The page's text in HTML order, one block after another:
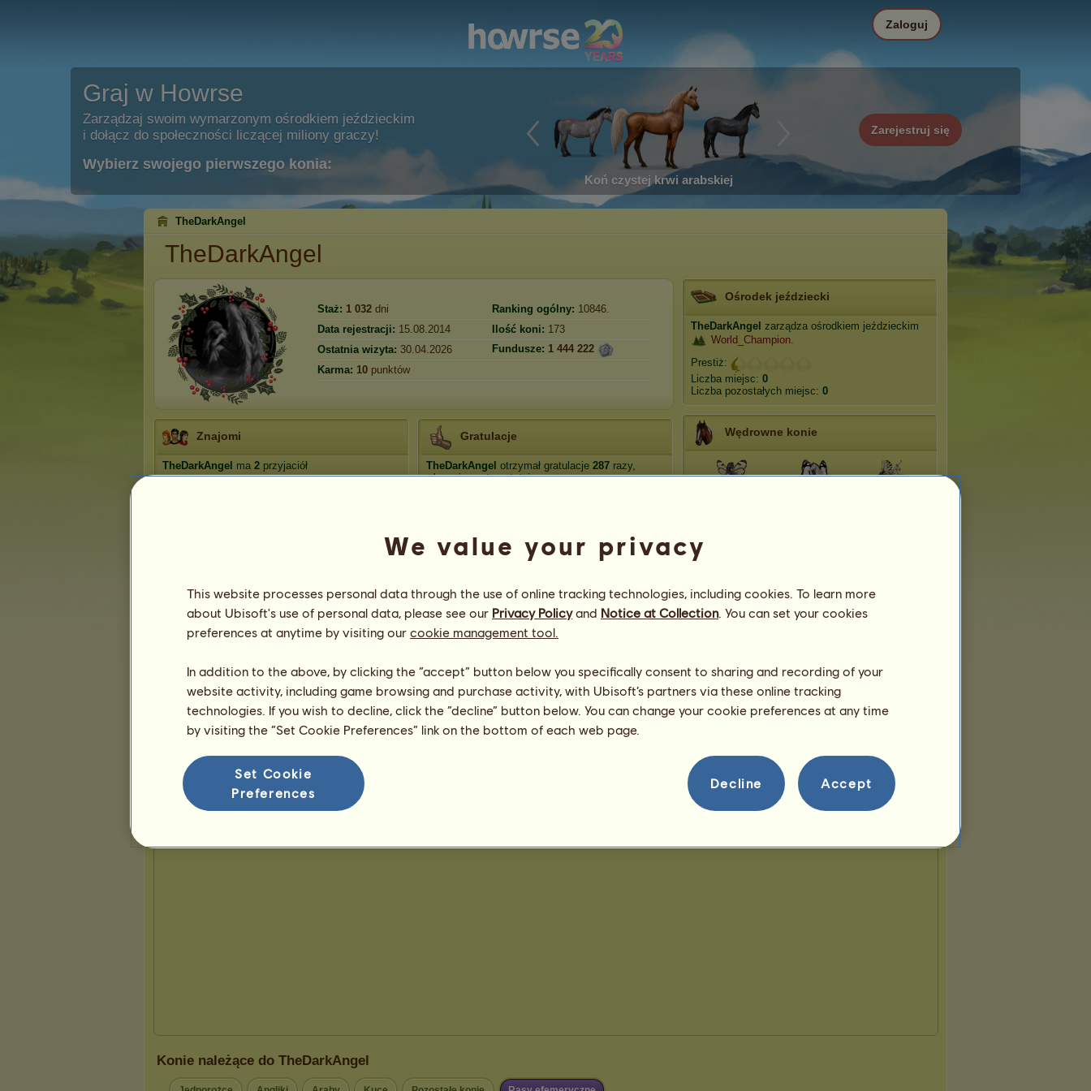
Graj w Howrse
Zarządzaj swoim wymarzonym ośrodkiem jeździeckim
i dołącz do społeczności liczącej miliony graczy!
Wybierz swojego pierwszego konia:
Koń czystej krwi arabskiej
Zarejestruj się
Zaloguj
TheDarkAngel
TheDarkAngel
Staż: 1 032 dni Ranking ogólny: 10846.
Data rejestracji: 15.08.2014 Ilość koni: 173
Ostatnia wizyta: 30.04.2026 Fundusze: 1 444 222
Karma: 10 punktów
Znajomi
TheDarkAngel ma 2 przyjaciół
Gratulacje
TheDarkAngel otrzymał gratulacje 287 razy,
włączając w to ostatnio:
Emerytowany hodowca
1060 dni temu
Emerytowany hodowca
1115 dni temu
Ośrodek jeździecki
TheDarkAngel zarządza ośrodkiem jeździeckim
World_Champion.
Prestiż:
Liczba miejsc: 0
Liczba pozostałych miejsc: 0
Wędrowne konie
Marpesia
Tajga
Prezentacja
Konie należące do TheDarkAngel
We value your privacy
This website processes personal data through the use of online tracking technologies, including cookies. To learn more
about Ubisoft's use of personal data, please see our Privacy Policyand Notice at Collection. You can set your cookies
preferences at anytime by visiting our cookie management tool.
In addition to the above, by clicking the “accept” button below you specifically consent to sharing and recording of your
website activity, including game browsing and purchase activity, with Ubisoft’s partners via these online tracking
technologies. If you wish to decline, click the “decline” button below. You can change your cookie preferences at any time
by visiting the “Set Cookie Preferences” link on the bottom of each web page.
Set Cookie
Preferences
Decline Accept